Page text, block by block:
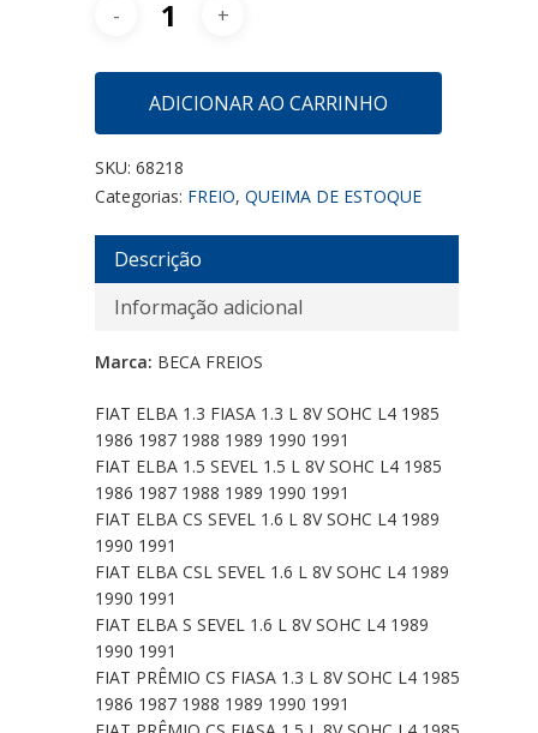
ADICIONAR AO CARRINHO
SKU: 68218
Categorias: FREIO, QUEIMA DE ESTOQUE
Descrição
Informação adicional
Marca: BECA FREIOS
FIAT ELBA 1.3 FIASA 1.3 L 8V SOHC L4 1985
1986 1987 1988 1989 1990 1991
FIAT ELBA 1.5 SEVEL 1.5 L 8V SOHC L4 1985
1986 1987 1988 1989 1990 1991
FIAT ELBA CS SEVEL 1.6 L 8V SOHC L4 1989
1990 1991
FIAT ELBA CSL SEVEL 1.6 L 8V SOHC L4 1989
1990 1991
FIAT ELBA S SEVEL 1.6 L 8V SOHC L4 1989
1990 1991
FIAT PRÊMIO CS FIASA 1.3 L 8V SOHC L4 1985
1986 1987 1988 1989 1990 1991